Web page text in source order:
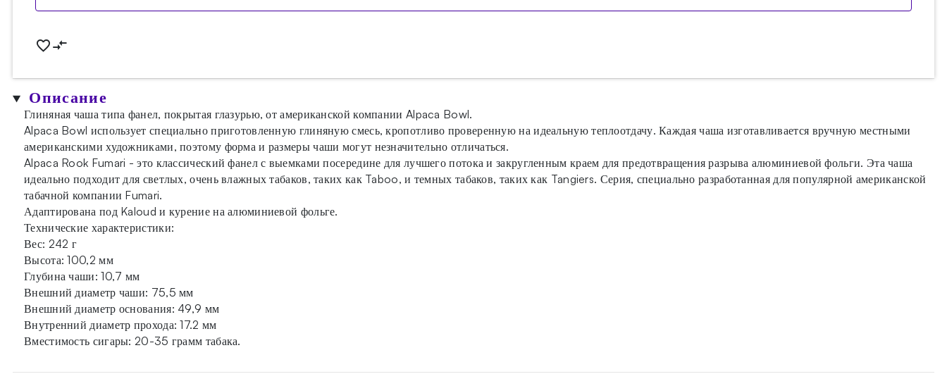
Описание
Глиняная чаша типа фанел, покрытая глазурью, от американской компании Alpaca Bowl.
Alpaca Bowl использует специально приготовленную глиняную смесь, кропотливо проверенную на идеальную теплоотдачу. Каждая чаша изготавливается вручную местными
американскими художниками, поэтому форма и размеры чаши могут незначительно отличаться.
Alpaca Rook Fumari - это классический фанел с выемками посередине для лучшего потока и закругленным краем для предотвращения разрыва алюминиевой фольги. Эта чаша
идеально подходит для светлых, очень влажных табаков, таких как Taboo, и темных табаков, таких как Tangiers. Серия, специально разработанная для популярной американской
табачной компании Fumari.
Адаптирована под Kaloud и курение на алюминиевой фольге.
Технические характеристики:
Вес: 242 г
Высота: 100,2 мм
Глубина чаши: 10,7 мм
Внешний диаметр чаши: 75,5 мм
Внешний диаметр основания: 49,9 мм
Внутренний диаметр прохода: 17.2 мм
Вместимость сигары: 20-35 грамм табака.